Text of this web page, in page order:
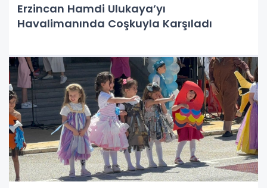
Erzincan Hamdi Ulukaya’yı
Havalimanında Coşkuyla Karşıladı